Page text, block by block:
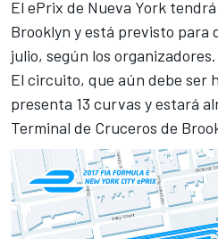
El ePrix de Nueva York
Brooklyn y está previsto para
julio, según los organizadores.
El circuito, que aún debe ser
presenta 13 curvas y estará
Terminal de Cruceros de